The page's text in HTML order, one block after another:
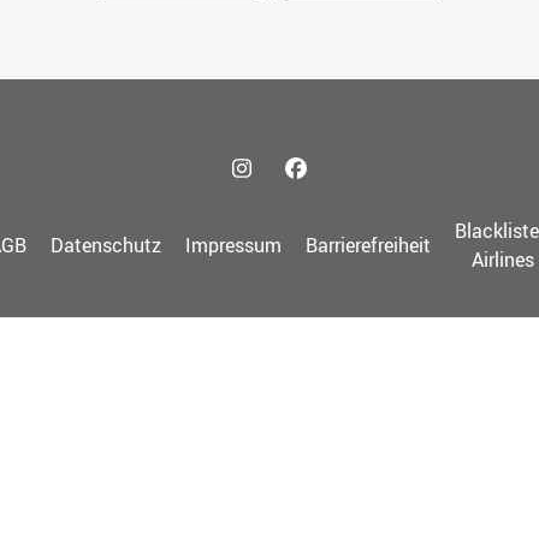
Datenschutz Impressum Barrierefreiheit
Airlines